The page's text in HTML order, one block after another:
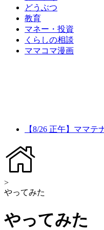
どうぶつ
教育
マネー・投資
くらしの相談
ママコマ漫画
【8/26 正午】ママ
>
やってみた
やってみた